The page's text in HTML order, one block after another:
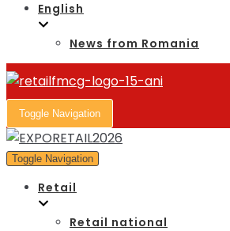
English
News from Romania
Toggle Navigation
Toggle Navigation
Retail
Retail national